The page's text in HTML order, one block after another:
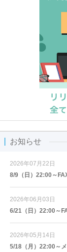
お知らせ
2026年07月22日
8/9（日）22:00～
2026年06月03日
6/21（日）22:00～
2026年05月14日
5/18（月）22:00～